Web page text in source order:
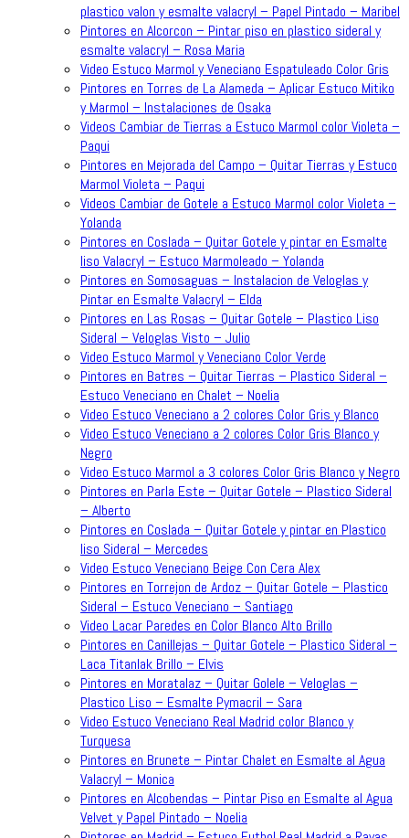
plastico valon y esmalte valacryl – Papel Pintado – Maribel
Pintores en Alcorcon – Pintar piso en plastico sideral y
esmalte valacryl – Rosa Maria
Video Estuco Marmol y Veneciano Espatuleado Color Gris
Pintores en Torres de La Alameda – Aplicar Estuco Mitiko
y Marmol – Instalaciones de Osaka
Videos Cambiar de Tierras a Estuco Marmol color Violeta –
Paqui
Pintores en Mejorada del Campo – Quitar Tierras y Estuco
Marmol Violeta – Paqui
Videos Cambiar de Gotele a Estuco Marmol color Violeta –
Yolanda
Pintores en Coslada – Quitar Gotele y pintar en Esmalte
liso Valacryl – Estuco Marmoleado – Yolanda
Pintores en Somosaguas – Instalacion de Veloglas y
Pintar en Esmalte Valacryl – Elda
Pintores en Las Rosas – Quitar Gotele – Plastico Liso
Sideral – Veloglas Visto – Julio
Video Estuco Marmol y Veneciano Color Verde
Pintores en Batres – Quitar Tierras – Plastico Sideral –
Estuco Veneciano en Chalet – Noelia
Video Estuco Veneciano a 2 colores Color Gris y Blanco
Video Estuco Veneciano a 2 colores Color Gris Blanco y
Negro
Video Estuco Marmol a 3 colores Color Gris Blanco y Negro
Pintores en Parla Este – Quitar Gotele – Plastico Sideral
– Alberto
Pintores en Coslada – Quitar Gotele y pintar en Plastico
liso Sideral – Mercedes
Video Estuco Veneciano Beige Con Cera Alex
Pintores en Torrejon de Ardoz – Quitar Gotele – Plastico
Sideral – Estuco Veneciano – Santiago
Video Lacar Paredes en Color Blanco Alto Brillo
Pintores en Canillejas – Quitar Gotele – Plastico Sideral –
Laca Titanlak Brillo – Elvis
Pintores en Moratalaz – Quitar Golele – Veloglas –
Plastico Liso – Esmalte Pymacril – Sara
Video Estuco Veneciano Real Madrid color Blanco y
Turquesa
Pintores en Brunete – Pintar Chalet en Esmalte al Agua
Valacryl – Monica
Pintores en Alcobendas – Pintar Piso en Esmalte al Agua
Velvet y Papel Pintado – Noelia